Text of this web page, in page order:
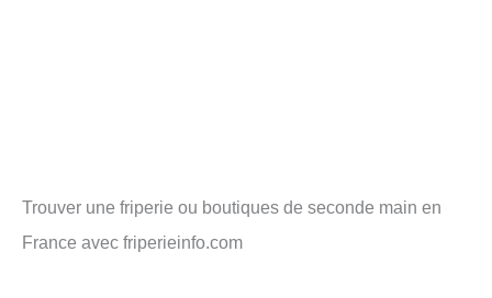
Trouver une friperie ou boutiques de seconde main en
France avec friperieinfo.com